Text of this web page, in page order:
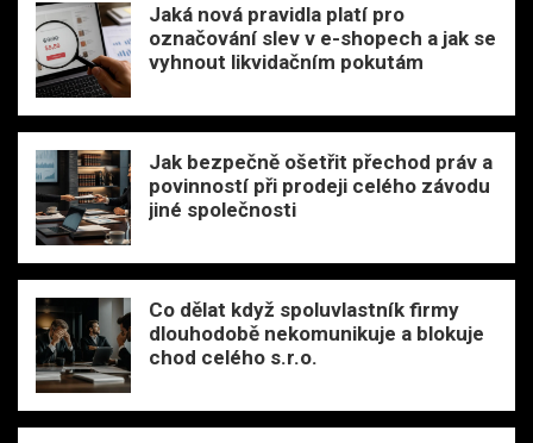
Jaká nová pravidla platí pro
označování slev v e-shopech a jak se
vyhnout likvidačním pokutám
Jak bezpečně ošetřit přechod práv a
povinností při prodeji celého závodu
jiné společnosti
Co dělat když spoluvlastník firmy
dlouhodobě nekomunikuje a blokuje
chod celého s.r.o.